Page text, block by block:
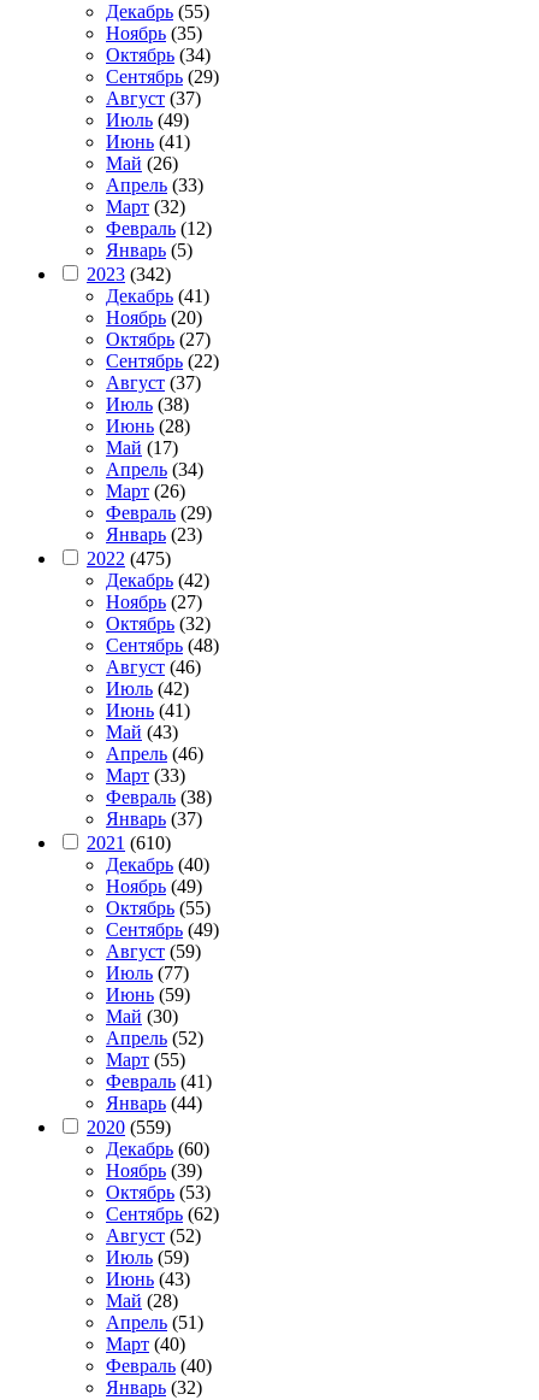
Декабрь (55)
Ноябрь (35)
Октябрь (34)
Сентябрь (29)
Август (37)
Июль (49)
Июнь (41)
Май (26)
Апрель (33)
Март (32)
Февраль (12)
Январь (5)
2023 (342)
Декабрь (41)
Ноябрь (20)
Октябрь (27)
Сентябрь (22)
Август (37)
Июль (38)
Июнь (28)
Май (17)
Апрель (34)
Март (26)
Февраль (29)
Январь (23)
2022 (475)
Декабрь (42)
Ноябрь (27)
Октябрь (32)
Сентябрь (48)
Август (46)
Июль (42)
Июнь (41)
Май (43)
Апрель (46)
Март (33)
Февраль (38)
Январь (37)
2021 (610)
Декабрь (40)
Ноябрь (49)
Октябрь (55)
Сентябрь (49)
Август (59)
Июль (77)
Июнь (59)
Май (30)
Апрель (52)
Март (55)
Февраль (41)
Январь (44)
2020 (559)
Декабрь (60)
Ноябрь (39)
Октябрь (53)
Сентябрь (62)
Август (52)
Июль (59)
Июнь (43)
Май (28)
Апрель (51)
Март (40)
Февраль (40)
Январь (32)